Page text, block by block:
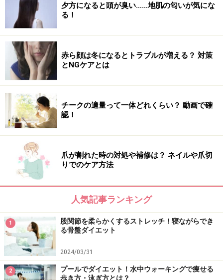
3） 1と2を1セットとして、グラグラしないようバランス
をとりながら5～10セットおこなう
【ポイント】
・10回できない人は、回数を減らして5回からはじめま
す
・膝や背中が曲がらないよう、背筋を伸ばしておこない
ます
・おしりをキュッと締めるとより効果的です
脂肪を脱ぐための体幹エクササイズ、いかがでしたか？
夏までにくびれをつくりたいなら、まずはたるんだボデ
皮下脂肪はジワジワと落ちて いきます。焦らず継続する
ことが大切です。 毎朝できない日があっても、
こまめに続けていきましょう！
【関連記事】
夕方になると頭が臭い……地肌の匂いが気にな
る！
赤ら顔は冬になるとトラブルが増える？ 対策
とNGケアとは
チークの適量って一体どれくらい？ 動画で確
認！
爪が割れた時の対処や補修は？ ネイルや爪切
りでのケア方法
人気記事ランキング
1
股関節を柔らかくするストレッチ！寝ながらでき
る骨盤ダイエット
2024/03/31
2
プールでダイエット！水中ウォーキングで痩せる
歩き方・泳ぎ方とは？